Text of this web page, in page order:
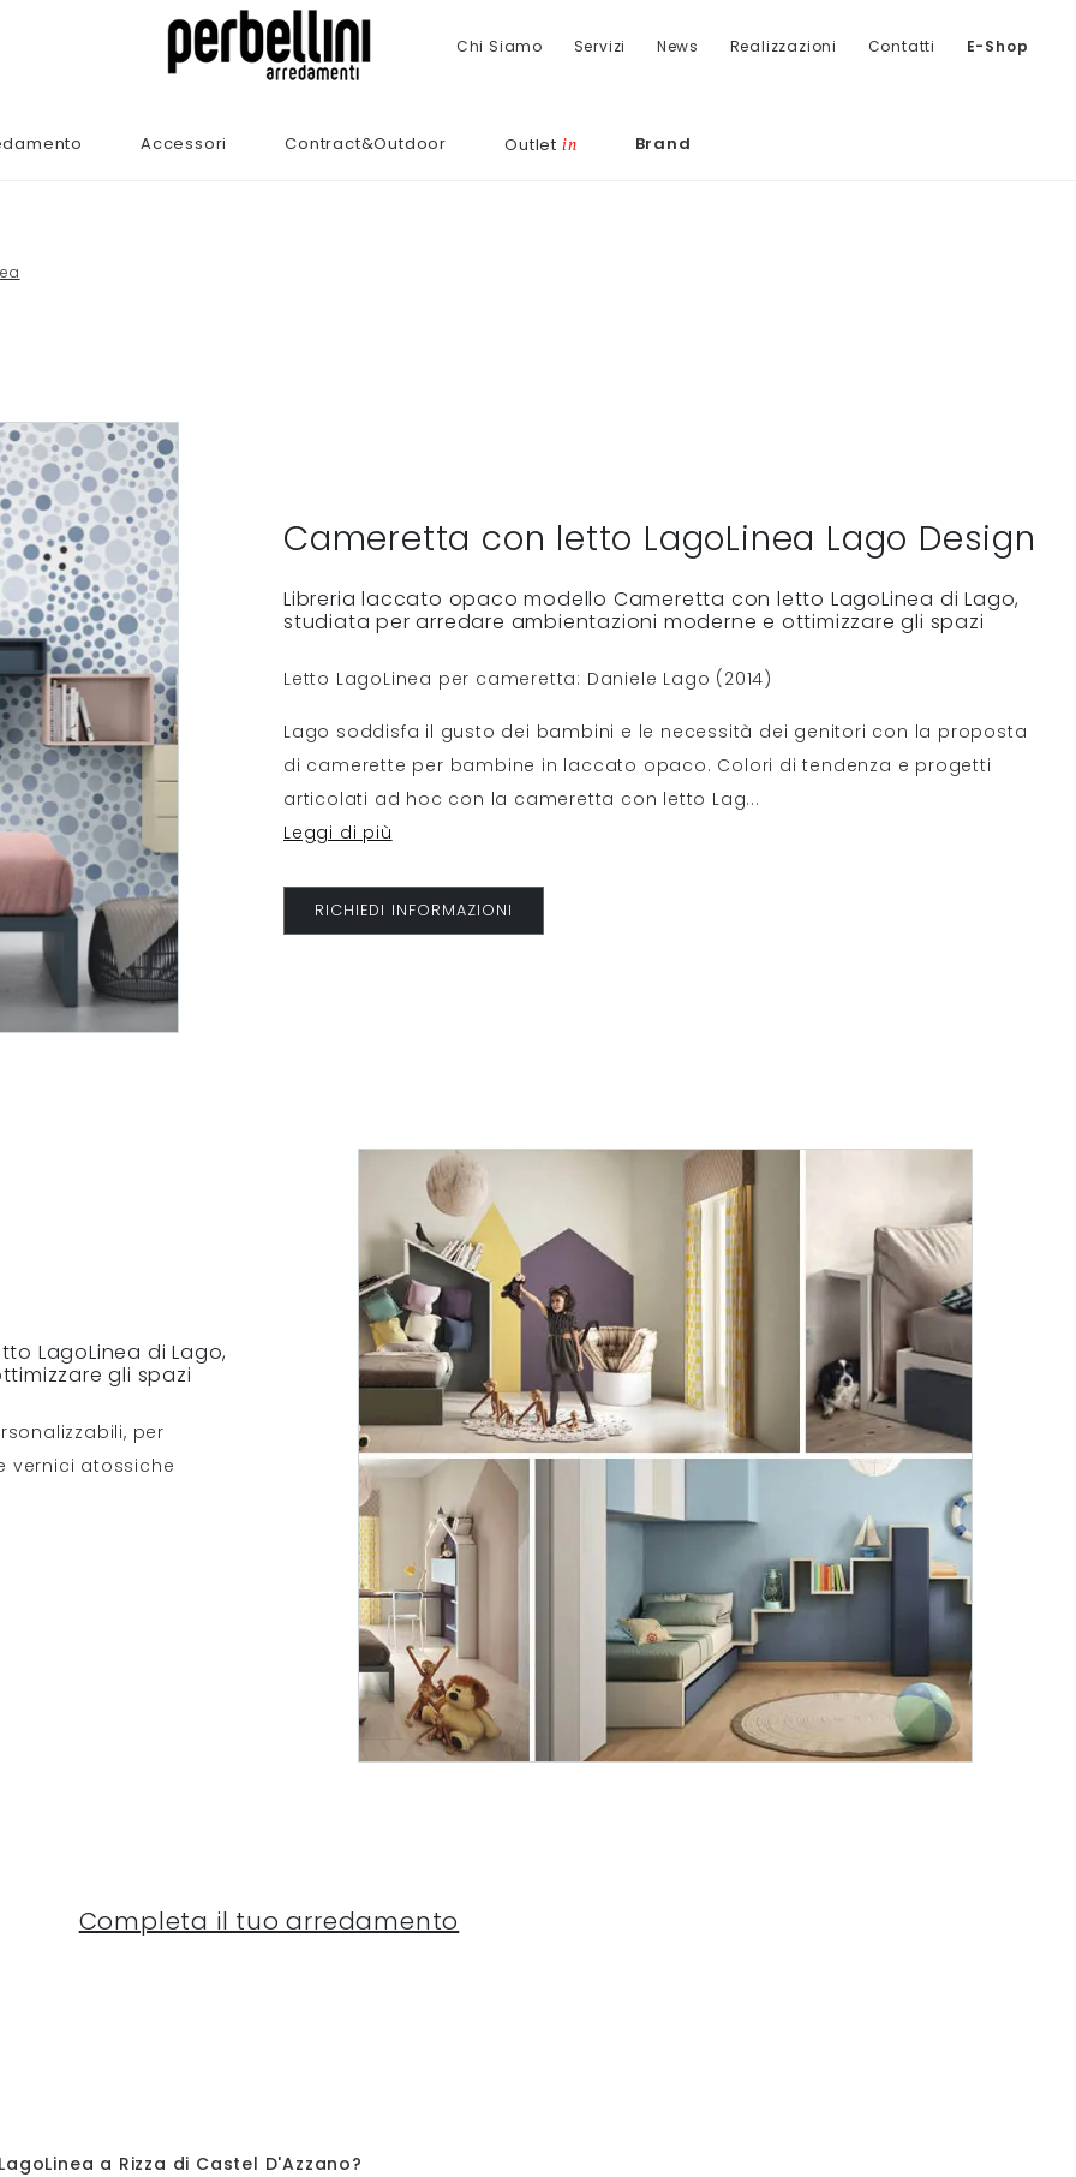
Chi Siamo Servizi News Realizzazioni Contatti E-Shop
Accessori Contract&Outdoor Outlet in Brand
Cameretta con letto LagoLinea Lago Design
Libreria laccato opaco modello Cameretta con letto LagoLinea di Lago,
studiata per arredare ambientazioni moderne e ottimizzare gli spazi
Letto LagoLinea per cameretta: Daniele Lago (2014)
Lago soddisfa il gusto dei bambini e le necessità dei genitori con la proposta
di camerette per bambine in laccato opaco. Colori di tendenza e progetti
articolati ad hoc con la cameretta con letto Lag...
Leggi di più
RICHIEDI INFORMAZIONI
LagoLinea di Lago,
gli spazi
per
vernici atossiche
Completa il tuo arredamento
a Rizza di Castel D'Azzano?